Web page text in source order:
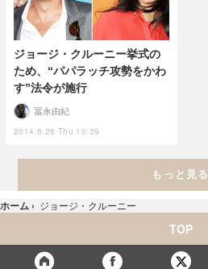
ジョージ・クルーニー挙式の
ため、“パパラッチ攻勢をかわ
す”法令が施行
2014.6.26 Thu 10:39
冨永由紀
もっと見る
ホーム › ジョージ・クルーニー
TOP